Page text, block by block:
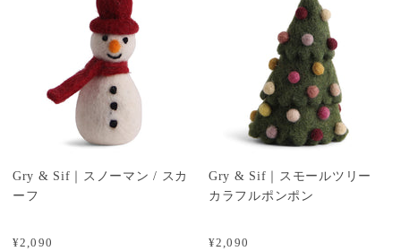
¥2,090
Gry & Sif｜スノーマン / スカ
ーフ
¥2,090
Gry & Sif｜スモールツリー
カラフルポンポン